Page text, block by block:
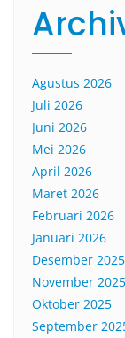
Agustus 2026
Juli 2026
Juni 2026
Mei 2026
April 2026
Maret 2026
Februari 2026
Januari 2026
Desember 2025
November 2025
Oktober 2025
September